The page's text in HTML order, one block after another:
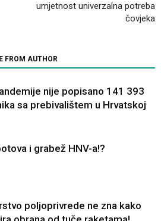
umjetnost univerzalna potreba
čovjeka
FROM AUTHOR
nije popisano 141 393
sa prebivalištem u Hrvatskoj
i grabež HNV-a!?
poljoprivrede ne zna kako